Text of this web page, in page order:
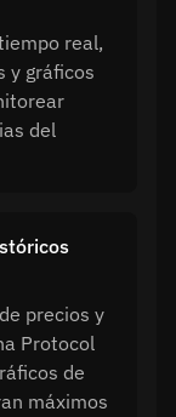
real,
y gráficos
del
precios y
Protocol
de
máximos